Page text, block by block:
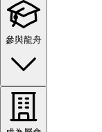
參與龍舟